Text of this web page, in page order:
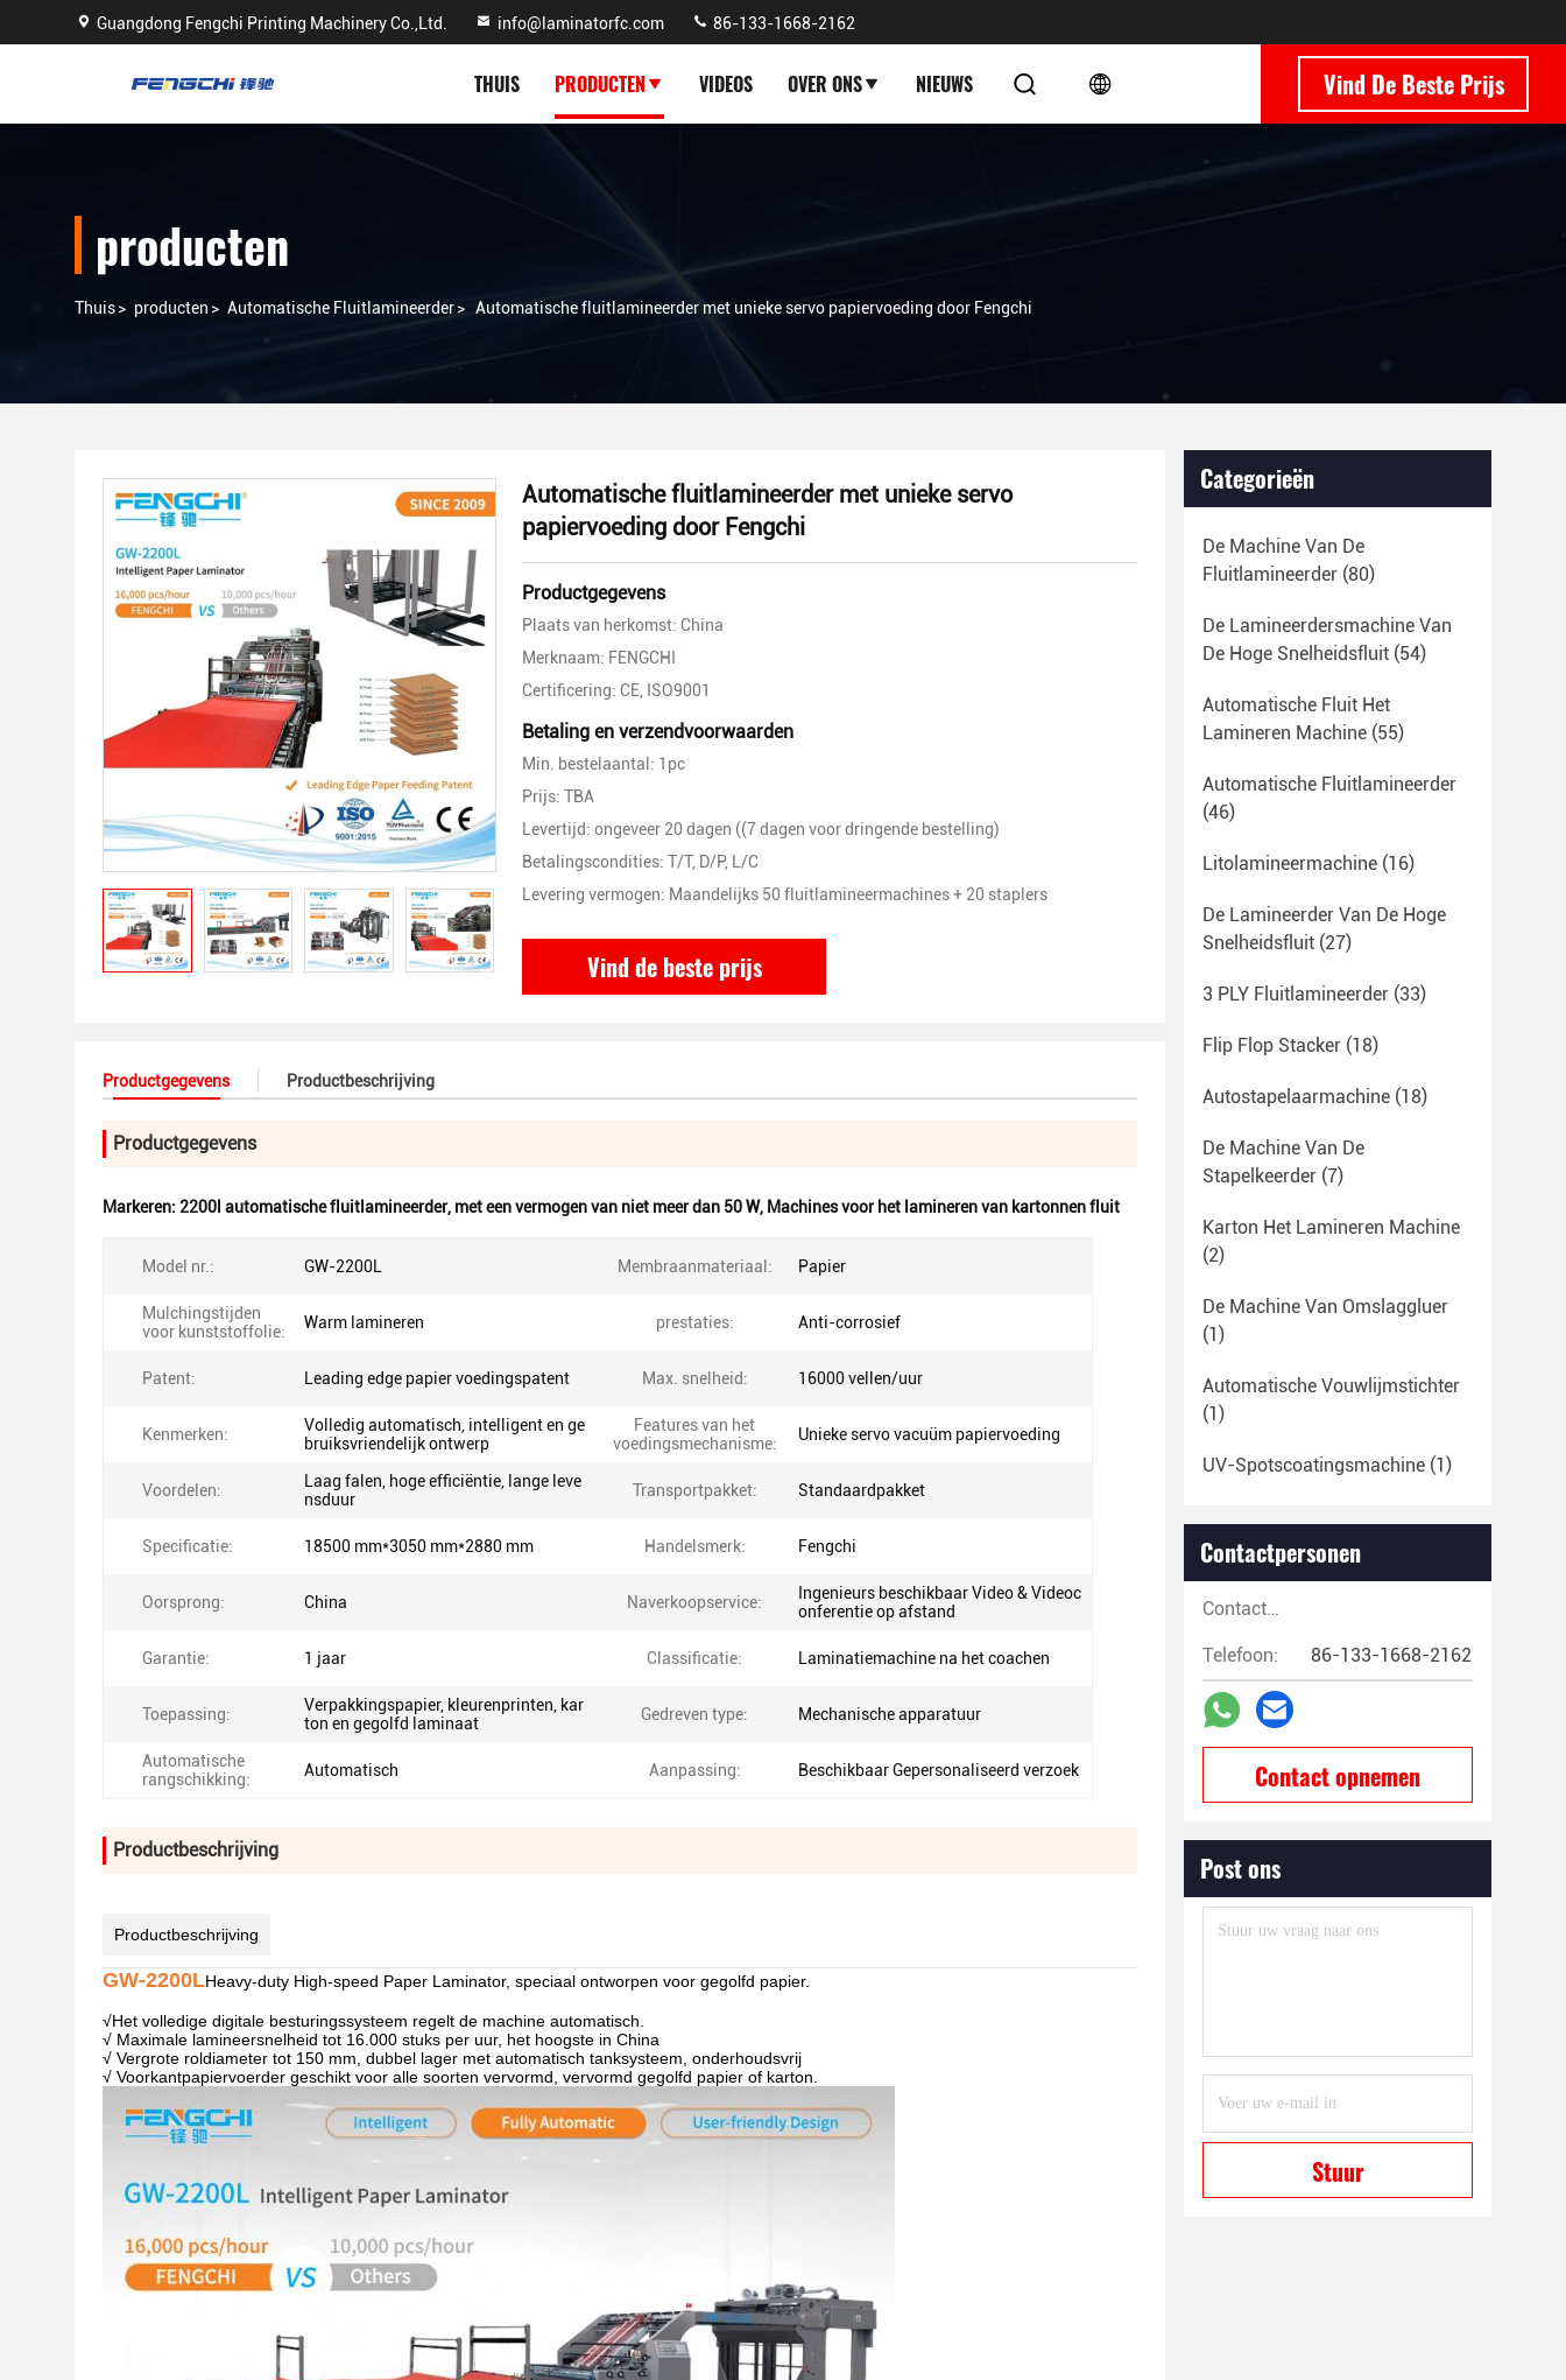
Guangdong Fengchi Printing Machinery Co.,Ltd. info@laminatorfc.com 86-133-1668-2162
THUIS PRODUCTEN VIDEOS OVER ONS NIEUWS Vind De Beste Prijs
producten
Thuis> producten > Automatische Fluitlamineerder> Automatische fluitlamineerder met unieke servo papiervoeding door Fengchi
Automatische fluitlamineerder met unieke servo
papiervoeding door Fengchi
Productgegevens
Plaats van herkomst: China
Merknaam: FENGCHI
Certificering: CE, ISO9001
Betaling en verzendvoorwaarden
Min. bestelaantal: 1pc
Prijs: TBA
Levertijd: ongeveer 20 dagen ((7 dagen voor dringende bestelling)
Betalingscondities: T/T, D/P, L/C
Levering vermogen: Maandelijks 50 fluitlamineermachines + 20 staplers
Vind de beste prijs
Productgegevens Productbeschrijving
Productgegevens
Markeren: 2200l automatische fluitlamineerder, met een vermogen van niet meer dan 50 W, Machines voor het lamineren van kartonnen fluit
Model nr.: GW-2200L Membraanmateriaal: Papier
Mulchingstijden
voor kunststoffolie:
Warm lamineren prestaties: Anti-corrosief
Patent: Leading edge papier voedingspatent Max. snelheid: 16000 vellen/uur
Kenmerken:
Volledig automatisch, intelligent en ge
bruiksvriendelijk ontwerp
Features van het
voedingsmechanisme:
Unieke servo vacuüm papiervoeding
Voordelen:
Laag falen, hoge efficiëntie, lange leve
nsduur
Transportpakket: Standaardpakket
Specificatie: 18500 mm*3050 mm*2880 mm Handelsmerk: Fengchi
Oorsprong: China Naverkoopservice:
Ingenieurs beschikbaar Video & Videoc
onferentie op afstand
Garantie: 1 jaar Classificatie: Laminatiemachine na het coachen
Toepassing:
Verpakkingspapier, kleurenprinten, kar
ton en gegolfd laminaat
Gedreven type: Mechanische apparatuur
Automatische
rangschikking:
Automatisch Aanpassing: Beschikbaar Gepersonaliseerd verzoek
Productbeschrijving
Productbeschrijving
GW-2200LHeavy-duty High-speed Paper Laminator, speciaal ontworpen voor gegolfd papier.
√Het volledige digitale besturingssysteem regelt de machine automatisch.
√ Maximale lamineersnelheid tot 16.000 stuks per uur, het hoogste in China
√ Vergrote roldiameter tot 150 mm, dubbel lager met automatisch tanksysteem, onderhoudsvrij
√ Voorkantpapiervoerder geschikt voor alle soorten vervormd, vervormd gegolfd papier of karton.
Categorieën
De Machine Van De
Fluitlamineerder (80)
De Lamineerdersmachine Van
De Hoge Snelheidsfluit (54)
Automatische Fluit Het
Lamineren Machine (55)
Automatische Fluitlamineerder
(46)
Litolamineermachine (16)
De Lamineerder Van De Hoge
Snelheidsfluit (27)
3 PLY Fluitlamineerder (33)
Flip Flop Stacker (18)
Autostapelaarmachine (18)
De Machine Van De
Stapelkeerder (7)
Karton Het Lamineren Machine
(2)
De Machine Van Omslaggluer
(1)
Automatische Vouwlijmstichter
(1)
UV-Spotscoatingsmachine (1)
Contactpersonen
Contactpersonen:
Telefoon: 86-133-1668-2162
Contact opnemen
Post ons
Stuur